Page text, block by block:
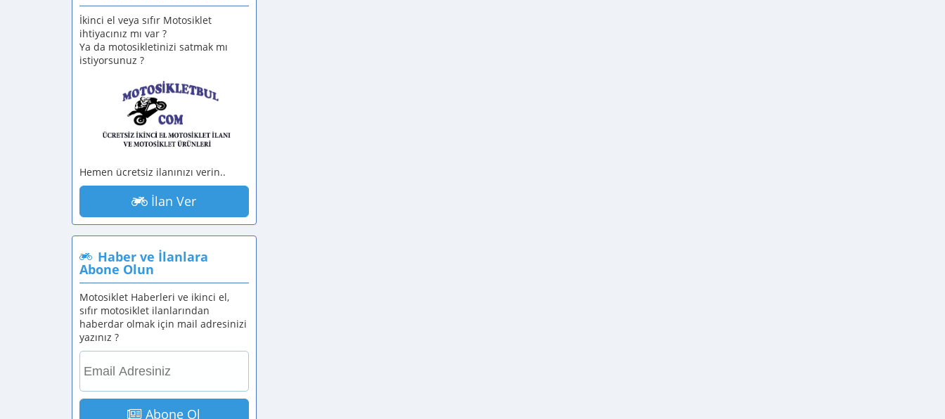
İkinci el veya sıfır Motosiklet
ihtiyacınız mı var ?
Ya da motosikletinizi satmak mı
istiyorsunuz ?
Hemen ücretsiz ilanınızı verin..
İlan Ver
Haber ve İlanlara
Abone Olun
Motosiklet Haberleri ve ikinci el,
sıfır motosiklet ilanlarından
haberdar olmak için mail adresinizi
yazınız ?
Abone Ol